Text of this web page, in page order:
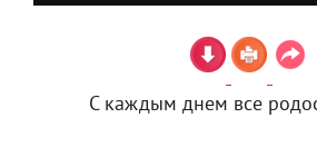
С каждым днем все